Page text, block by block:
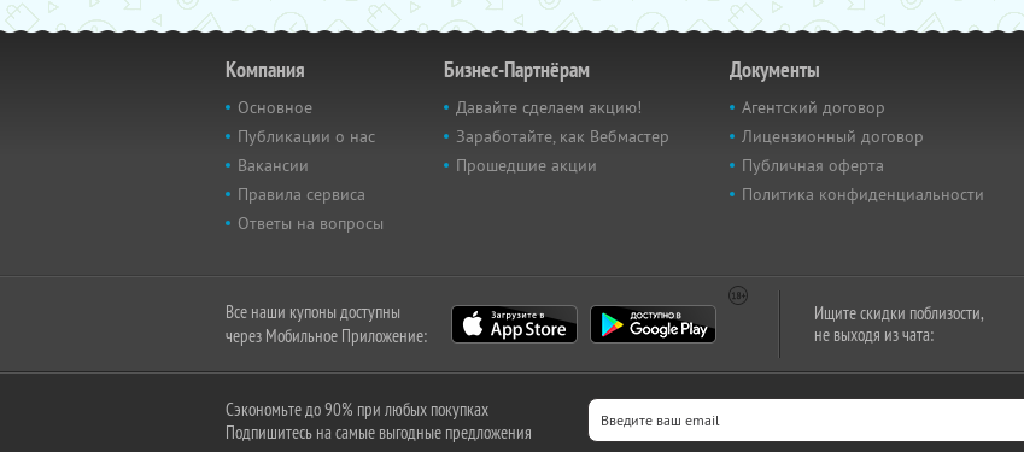
Компания
Основное
Публикации о нас
Вакансии
Правила сервиса
Ответы на вопросы
Бизнес-Партнёрам
Давайте сделаем акцию!
Заработайте, как Вебмастер
Прошедшие акции
Документы
Агентский договор
Лицензионный договор
Публичная оферта
Политика конфиденциальности
Все наши купоны доступны
через Мобильное Приложение:
Ищите скидки поблизости,
не выходя из чата:
Сэкономьте до 90% при любых покупках
Подпишитесь на самые выгодные предложения